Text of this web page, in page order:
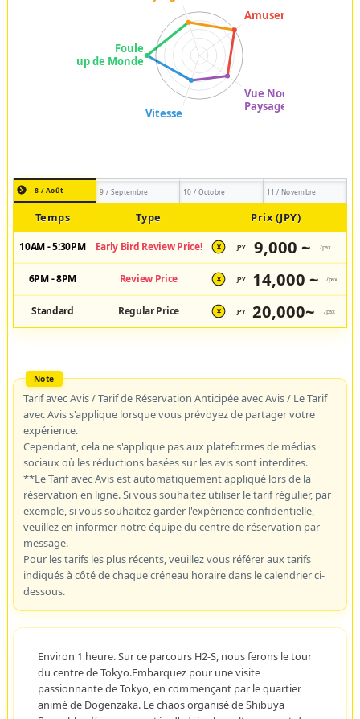
8 / Août 9 / Septembre 10 / Octobre 11 / Novembre
Temps Type Prix (JPY)
10AM - 5:30PM Early Bird Review Price! ¥ JPY 9,000 ~ /pax
6PM - 8PM Review Price ¥ JPY 14,000 ~ /pax
Standard Regular Price ¥ JPY 20,000~ /pax
Tarif avec Avis / Tarif de Réservation Anticipée avec Avis / Le Tarif
avec Avis s'applique lorsque vous prévoyez de partager votre
expérience.
Cependant, cela ne s'applique pas aux plateformes de médias
sociaux où les réductions basées sur les avis sont interdites.
**Le Tarif avec Avis est automatiquement appliqué lors de la
réservation en ligne. Si vous souhaitez utiliser le tarif régulier, par
exemple, si vous souhaitez garder l'expérience confidentielle,
veuillez en informer notre équipe du centre de réservation par
message.
Pour les tarifs les plus récents, veuillez vous référer aux tarifs
indiqués à côté de chaque créneau horaire dans le calendrier ci-
dessous.
Environ 1 heure. Sur ce parcours H2-S, nous ferons le tour
du centre de Tokyo.Embarquez pour une visite
passionnante de Tokyo, en commençant par le quartier
animé de Dogenzaka. Le chaos organisé de Shibuya